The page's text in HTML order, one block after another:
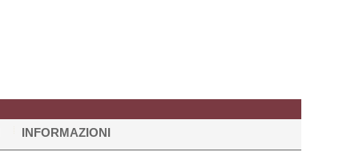
INFORMAZIONI